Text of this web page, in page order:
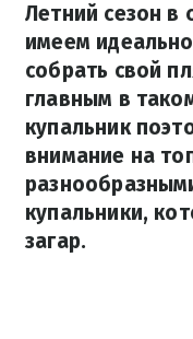
Летний сезон в
имеем
собрать свой
главным в
купальник
внимание на
купальники,
загар.